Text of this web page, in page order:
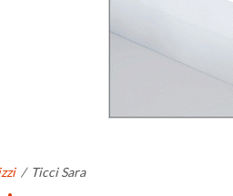
/ Ticci Sara